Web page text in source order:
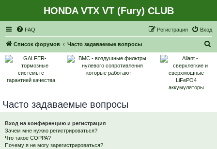
HONDA VTX VT (Fury) CLUB
FAQ Вход
Регистрация
Список форумов Часто задаваемые вопросы
Часто задаваемые вопросы
Вход на конференцию и регистрация
Зачем мне нужно регистрироваться?
Что такое COPPA?
Почему я не могу зарегистрироваться?